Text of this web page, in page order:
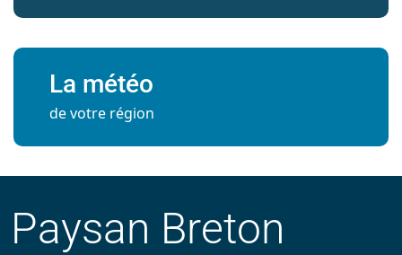
La météo
de votre région
Paysan Breton